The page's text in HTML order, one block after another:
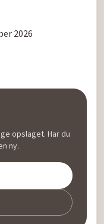
2026
opslaget. Har du
ny.